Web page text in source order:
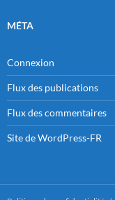
MÉTA
Connexion
Flux des publications
Flux des commentaires
Site de WordPress-FR